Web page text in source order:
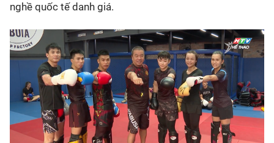
nghề quốc tế danh giá.